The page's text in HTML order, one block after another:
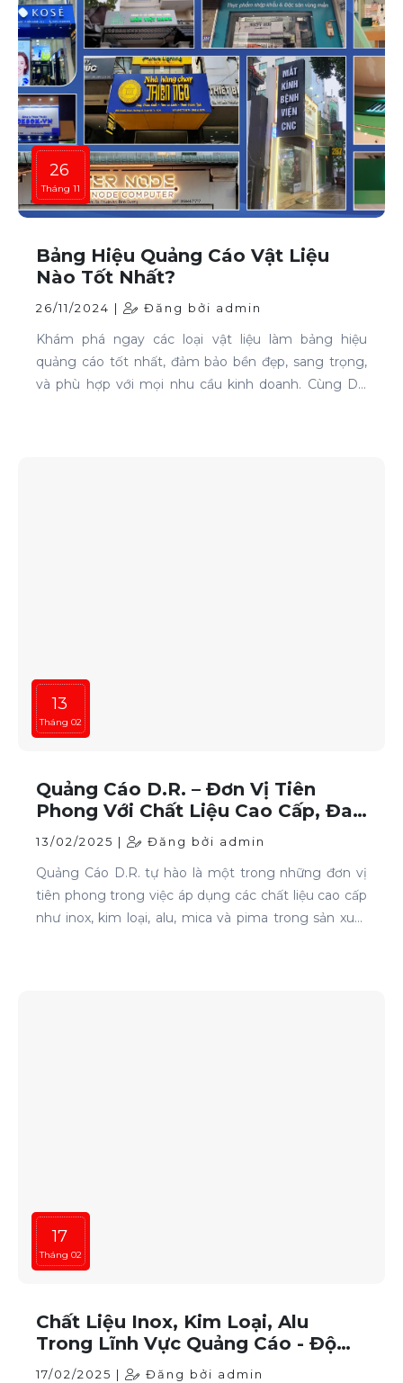
26
Tháng 11
Bảng Hiệu Quảng Cáo Vật Liệu
Nào Tốt Nhất?
26/11/2024 | Đăng bởi admin
Khám phá ngay các loại vật liệu làm bảng hiệu
quảng cáo tốt nhất, đảm bảo bền đẹp, sang trọng,
và phù hợp với mọi nhu cầu kinh doanh. Cùng Dr-
13
Tháng 02
Quảng Cáo D.R. – Đơn Vị Tiên
Phong Với Chất Liệu Cao Cấp, Đa
Dạng Và Hiện Đại
13/02/2025 | Đăng bởi admin
Quảng Cáo D.R. tự hào là một trong những đơn vị
tiên phong trong việc áp dụng các chất liệu cao cấp
như inox, kim loại, alu, mica và pima trong sản xuất
17
Tháng 02
Chất Liệu Inox, Kim Loại, Alu
Trong Lĩnh Vực Quảng Cáo - Độ
Bền và Thẩm Mỹ Vượt Trội
17/02/2025 | Đăng bởi admin